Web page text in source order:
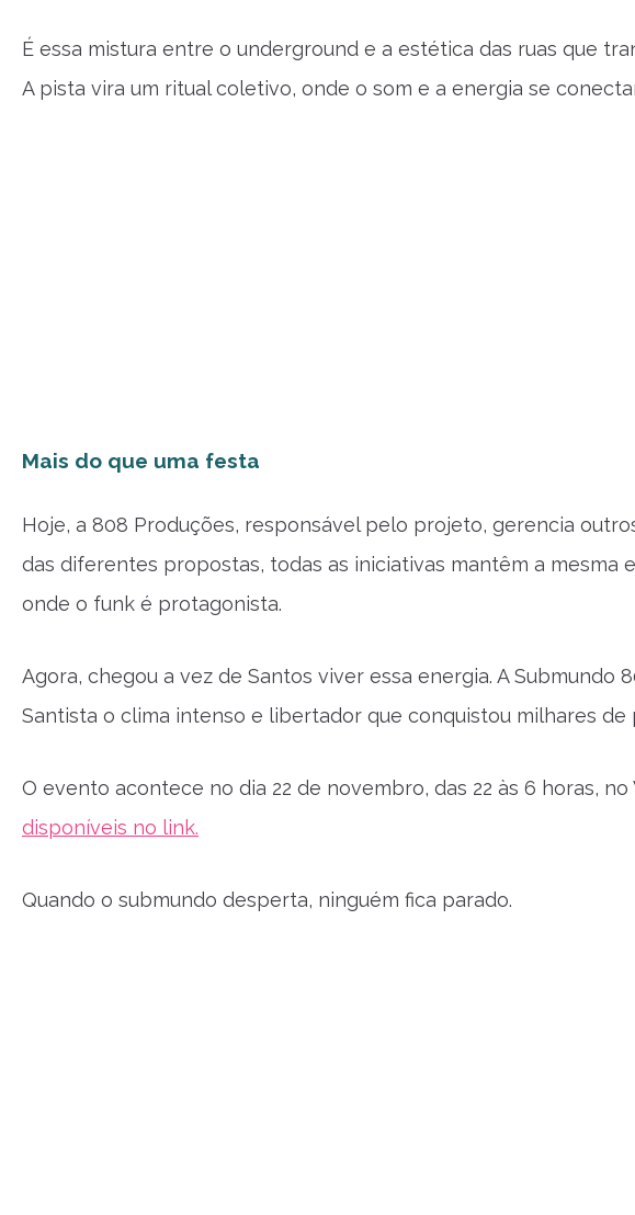
É essa mistura entre o underground e a estética das ruas que
A pista vira um ritual coletivo, onde o som e a energia se
Mais do que uma festa
Hoje, a 808 Produções, responsável pelo projeto, gerencia
das diferentes propostas, todas as iniciativas mantêm a
onde o funk é protagonista.
Agora, chegou a vez de Santos viver essa energia. A Submundo
Santista o clima intenso e libertador que conquistou milhares de
O evento acontece no dia 22 de novembro, das 22 às 6 horas, no
disponíveis no link.
Quando o submundo desperta, ninguém fica parado.